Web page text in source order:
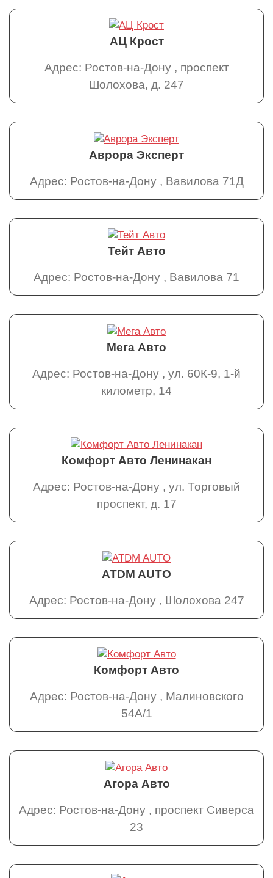
АЦ Крост
Адрес: Ростов-на-Дону , проспект
Шолохова, д. 247
Аврора Эксперт
Адрес: Ростов-на-Дону , Вавилова 71Д
Тейт Авто
Адрес: Ростов-на-Дону , Вавилова 71
Мега Авто
Адрес: Ростов-на-Дону , ул. 60К-9, 1-й
километр, 14
Комфорт Авто Ленинакан
Адрес: Ростов-на-Дону , ул. Торговый
проспект, д. 17
ATDM AUTO
Адрес: Ростов-на-Дону , Шолохова 247
Комфорт Авто
Адрес: Ростов-на-Дону , Малиновского
54А/1
Агора Авто
Адрес: Ростов-на-Дону , проспект Сиверса
23